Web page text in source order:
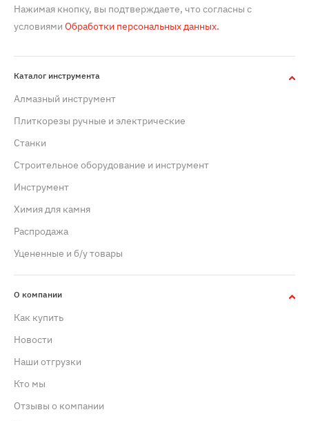
Нажимая кнопку, вы подтверждаете, что согласны с
условиями Обработки персональных данных.
Каталог инструмента
Алмазный инструмент
Плиткорезы ручные и электрические
Станки
Строительное оборудование и инструмент
Инструмент
Химия для камня
Распродажа
Уцененные и б/у товары
О компании
Как купить
Новости
Наши отгрузки
Кто мы
Отзывы о компании